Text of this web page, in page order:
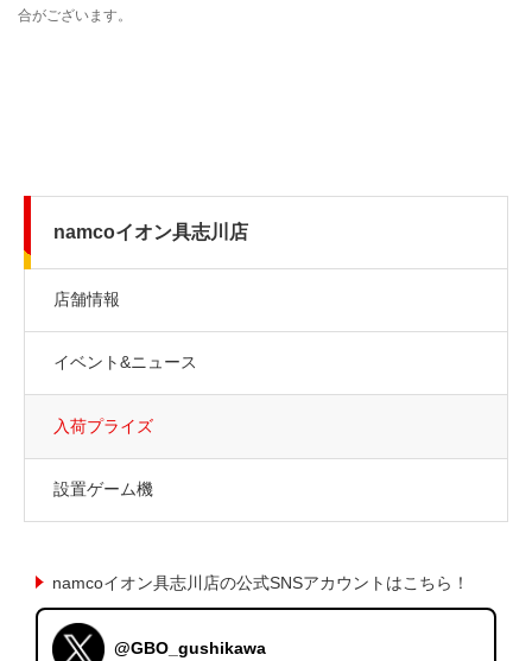
namcoイオン具志川店
店舗情報
イベント&ニュース
入荷プライズ
設置ゲーム機
namcoイオン具志川店の公式SNSアカウントはこちら！
@GBO_gushikawa